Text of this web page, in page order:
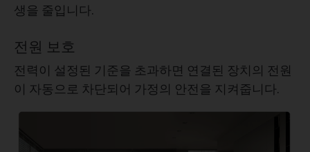
생을 줄입니다.
전원 보호
전력이 설정된 기준을 초과하면 연결된 장치의 전원
이 자동으로 차단되어 가정의 안전을 지켜줍니다.